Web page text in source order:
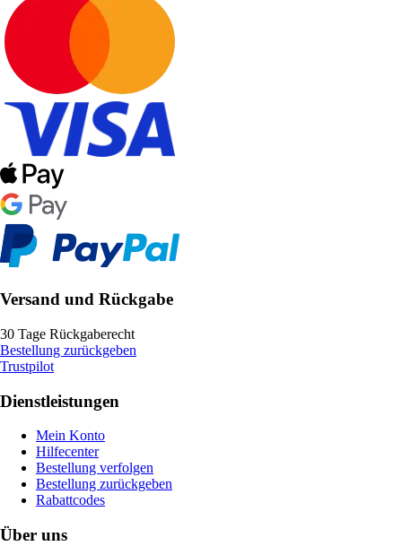
Versand und Rückgabe
30 Tage Rückgaberecht
Bestellung zurückgeben
Trustpilot
Dienstleistungen
Mein Konto
Hilfecenter
Bestellung verfolgen
Bestellung zurückgeben
Rabattcodes
Über uns